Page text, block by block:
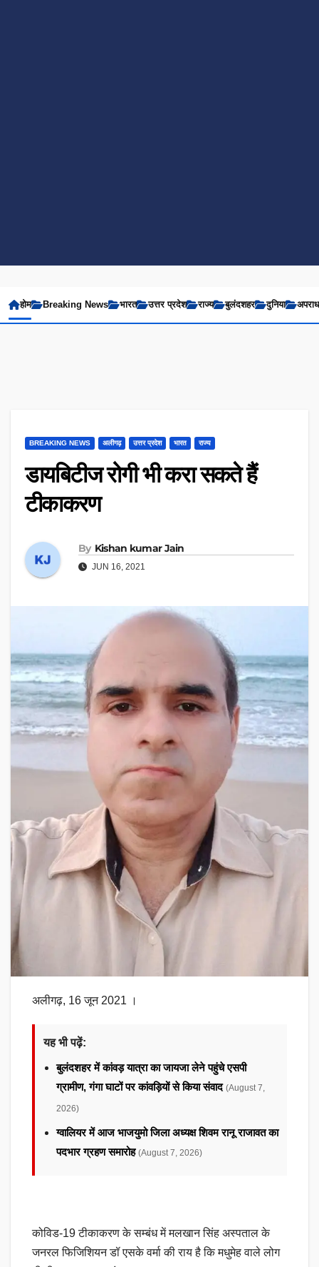
होम Breaking News भारत उत्तर प्रदेश राज्य बुलंदशहर दुनिया अपराध
BREAKING NEWS अलीगढ़ उत्तर प्रदेश भारत राज्य
डायबिटीज रोगी भी करा सकते हैं
टीकाकरण
By Kishan kumar Jain
JUN 16, 2021
अलीगढ़, 16 जून 2021 ।
यह भी पढ़ें:
बुलंदशहर में कांवड़ यात्रा का जायजा लेने पहुंचे एसपी
ग्रामीण, गंगा घाटों पर कांवड़ियों से किया संवाद (August 7,
2026)
ग्वालियर में आज भाजयुमो जिला अध्यक्ष शिवम रानू राजावत का
पदभार ग्रहण समारोह (August 7, 2026)
कोविड-19 टीकाकरण के सम्बंध में मलखान सिंह अस्पताल के
जनरल फिजिशियन डॉ एसके वर्मा की राय है कि मधुमेह वाले लोग